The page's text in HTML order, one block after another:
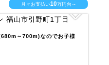
月々お支払い10万円台～
～700m)なのでお子様